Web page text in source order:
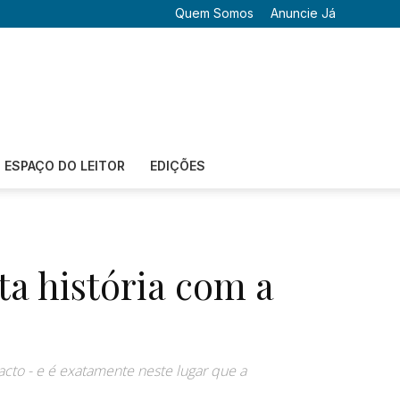
Quem Somos Anuncie Já
ESPAÇO DO LEITOR EDIÇÕES
história com a
- e é exatamente neste lugar que a